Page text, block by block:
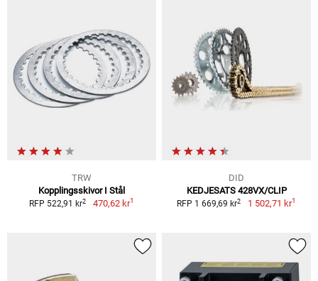
TRW
Kopplingsskivor I Stål
RFP 522,91 kr2 470,62 kr1
DID
KEDJESATS 428VX/CLIP
RFP 1 669,69 kr2 1 502,71 kr1